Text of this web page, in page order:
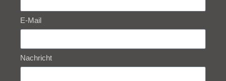
E-Mail
Nachricht